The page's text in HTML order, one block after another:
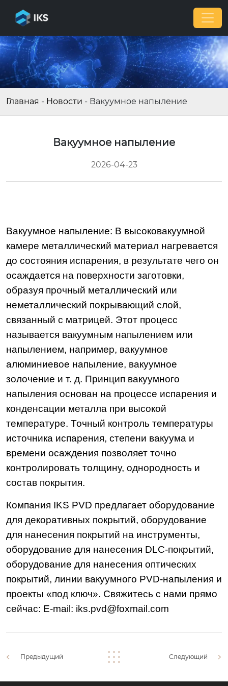
Главная - Новости - Вакуумное напыление
Вакуумное напыление
2026-04-23
Вакуумное напыление: В высоковакуумной
камере металлический материал нагревается
до состояния испарения, в результате чего он
осаждается на поверхности заготовки,
образуя прочный металлический или
неметаллический покрывающий слой,
связанный с матрицей. Этот процесс
называется вакуумным напылением или
напылением, например, вакуумное
алюминиевое напыление, вакуумное
золочение и т. д. Принцип вакуумного
напыления основан на процессе испарения и
конденсации металла при высокой
температуре. Точный контроль температуры
источника испарения, степени вакуума и
времени осаждения позволяет точно
контролировать толщину, однородность и
состав покрытия.
Компания IKS PVD предлагает оборудование
для декоративных покрытий, оборудование
для нанесения покрытий на инструменты,
оборудование для нанесения DLC-покрытий,
оборудование для нанесения оптических
покрытий, линии вакуумного PVD-напыления и
проекты «под ключ». Свяжитесь с нами прямо
сейчас: E-mail: iks.pvd@foxmail.com
Предыдущий Следующий